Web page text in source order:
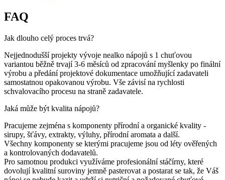
FAQ
Jak dlouho celý proces trvá?
Nejjednodušší projekty vývoje nealko nápojů s 1 chuťovou
variantou běžně trvají 3-6 měsíců od zpracování myšlenky po finální
výrobu a předání projektové dokumentace umožňující zadavateli
samostatnou opakovanou výrobu. Vše závisí na rychlosti
schvalovacího procesu na straně zadavatele.
Jaká může být kvalita nápojů?
Pracujeme zejména s komponenty přírodní a organické kvality -
sirupy, šťávy, extrakty, výluhy, přírodní aromata a další.
Všechny komponenty se kterými pracujeme jsou od léty ověřených
a kontrolovaných dodavatelů.
Pro samotnou produkci využíváme profesionální stáčírny, které
dovolují kvalitní suroviny jemně pasterovat a postarat se tak, že Váš